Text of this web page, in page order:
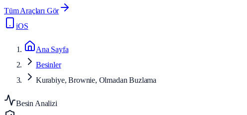
Tüm Araçları Gör
iOS
Ana Sayfa
Besinler
Kurabiye, Brownie, Olmadan Buzlama
Besin Analizi